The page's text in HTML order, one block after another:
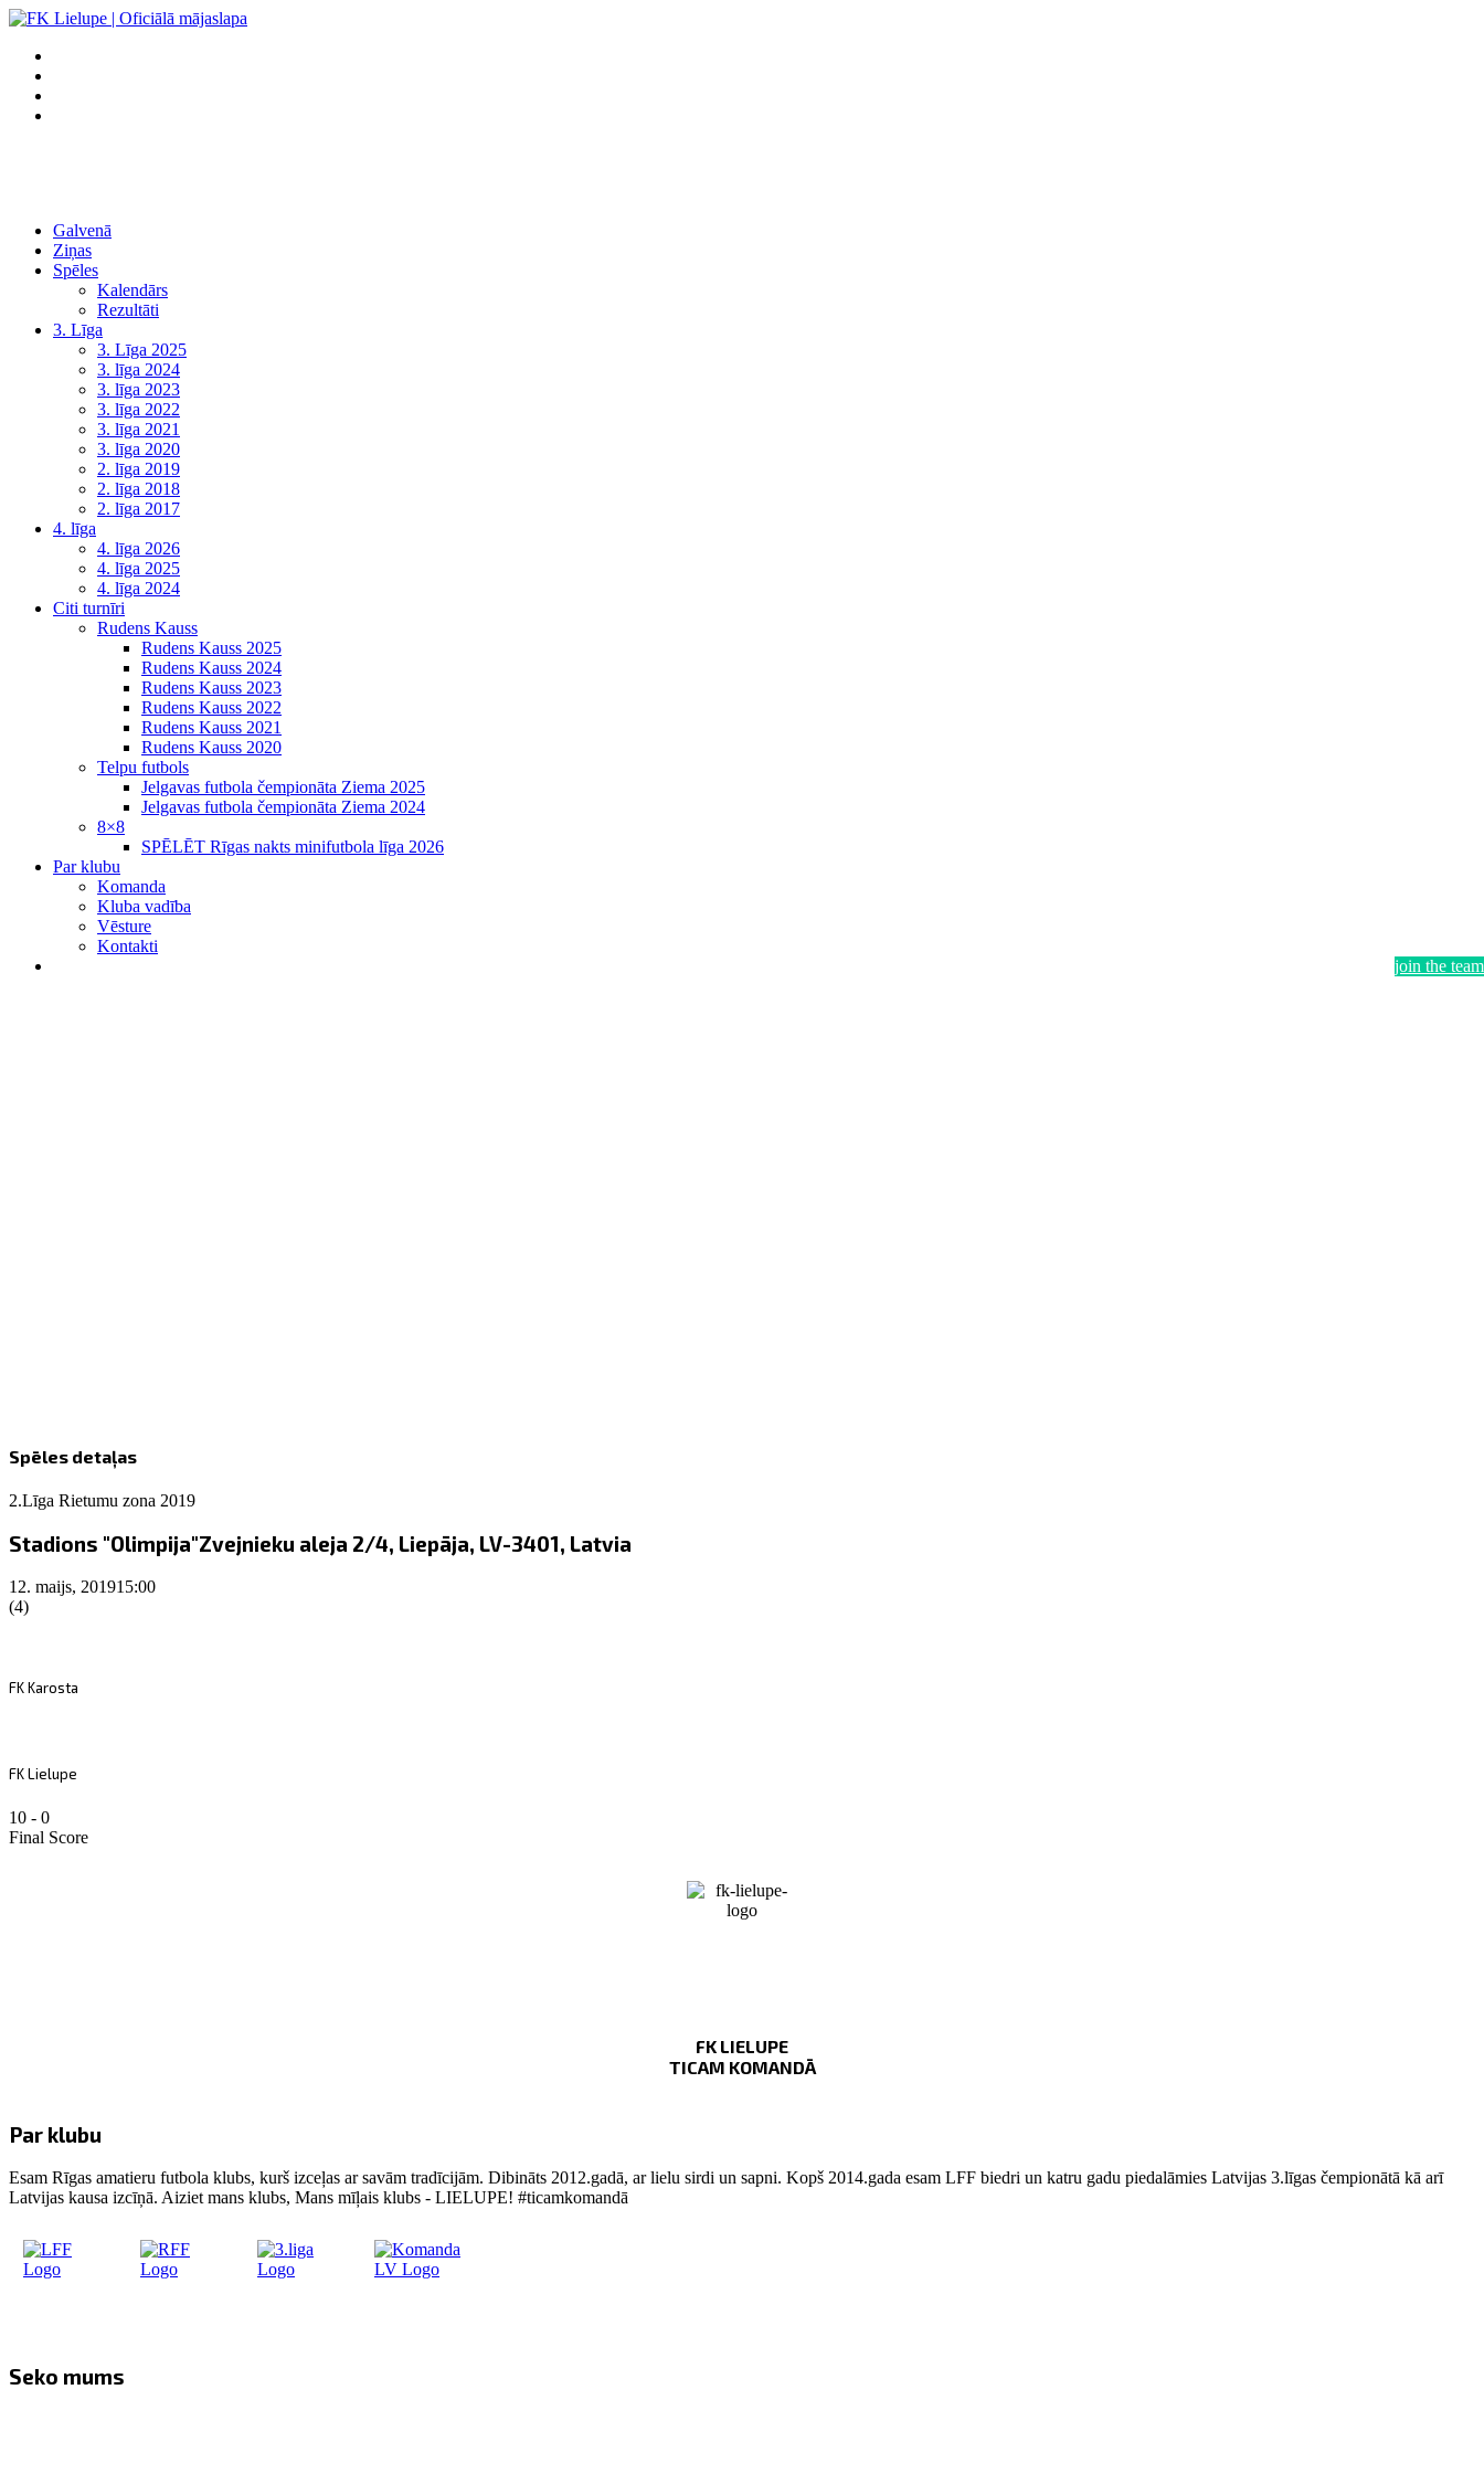
Galvenā
Ziņas
Spēles
Kalendārs
Rezultāti
3. Līga
3. Līga 2025
3. līga 2024
3. līga 2023
3. līga 2022
3. līga 2021
3. līga 2020
2. līga 2019
2. līga 2018
2. līga 2017
4. līga
4. līga 2026
4. līga 2025
4. līga 2024
Citi turnīri
Rudens Kauss
Rudens Kauss 2025
Rudens Kauss 2024
Rudens Kauss 2023
Rudens Kauss 2022
Rudens Kauss 2021
Rudens Kauss 2020
Telpu futbols
Jelgavas futbola čempionāta Ziema 2025
Jelgavas futbola čempionāta Ziema 2024
8×8
SPĒLĒT Rīgas nakts minifutbola līga 2026
Par klubu
Komanda
Kluba vadība
Vēsture
Kontakti
join the team
Spēles detaļas
2.Līga Rietumu zona 2019
Stadions "Olimpija"Zvejnieku aleja 2/4, Liepāja, LV-3401, Latvia
12. maijs, 201915:00
(4)
FK Karosta
FK Lielupe
10 - 0
Final Score
FK LIELUPE
TICAM KOMANDĀ
Par klubu
Esam Rīgas amatieru futbola klubs, kurš izceļas ar savām tradīcijām. Dibināts 2012.gadā, ar lielu sirdi un sapni. Kopš 2014.gada esam LFF biedri un katru gadu piedalāmies Latvijas 3.līgas čempionātā kā arī
Latvijas kausa izcīņā. Aiziet mans klubs, Mans mīļais klubs - LIELUPE! #ticamkomandā
Seko mums